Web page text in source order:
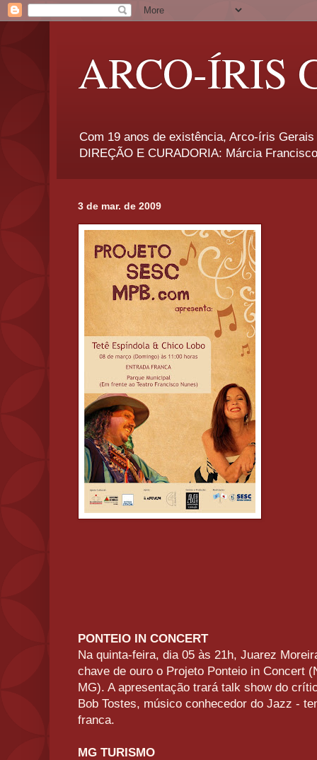
ARCO-ÍRIS
Com 19 anos de existência, Arco-íris
DIREÇÃO E CURADORIA: Márcia
3 de mar. de 2009
PONTEIO IN CONCERT
Na quinta-feira, dia 05 às 21h, Juarez
chave de ouro o Projeto Ponteio in Concert
MG). A apresentação trará talk show do
Bob Tostes, músico conhecedor do Jazz -
franca.
MG TURISMO